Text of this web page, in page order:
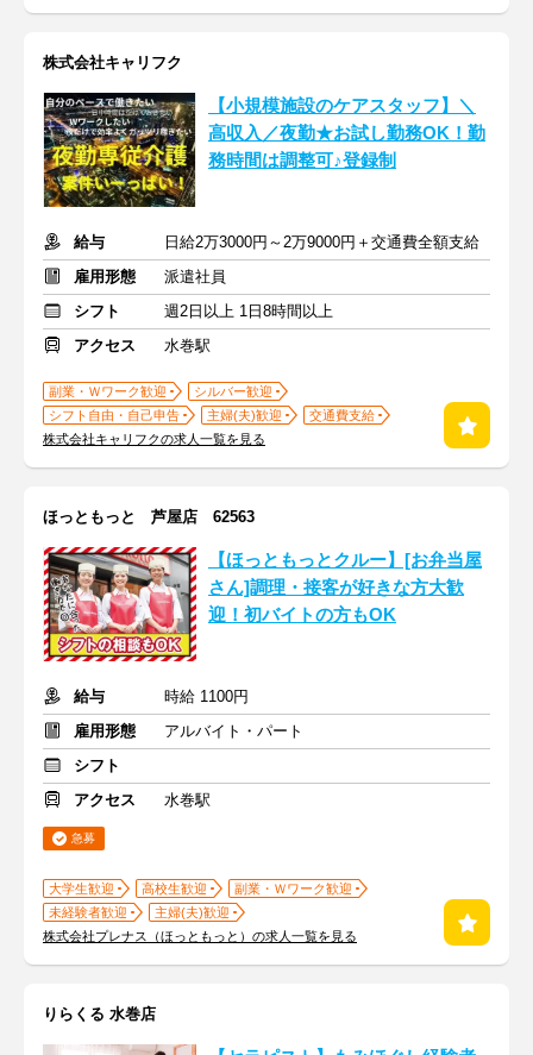
株式会社キャリフク
【小規模施設のケアスタッフ】＼
高収入／夜勤★お試し勤務OK！勤
務時間は調整可♪登録制
給与
日給2万3000円～2万9000円＋交通費全額支給
雇用形態
派遣社員
シフト
週2日以上 1日8時間以上
アクセス
水巻駅
副業・Ｗワーク歓迎
シルバー歓迎
シフト自由・自己申告
主婦(夫)歓迎
交通費支給
株式会社キャリフクの求人一覧を見る
ほっともっと 芦屋店 62563
【ほっともっとクルー】[お弁当屋
さん]調理・接客が好きな方大歓
迎！初バイトの方もOK
給与
時給 1100円
雇用形態
アルバイト・パート
シフト
アクセス
水巻駅
急募
大学生歓迎 高校生歓迎
副業・Ｗワーク歓迎
未経験者歓迎
主婦(夫)歓迎
株式会社プレナス（ほっともっと）の求人一覧を見る
りらくる 水巻店